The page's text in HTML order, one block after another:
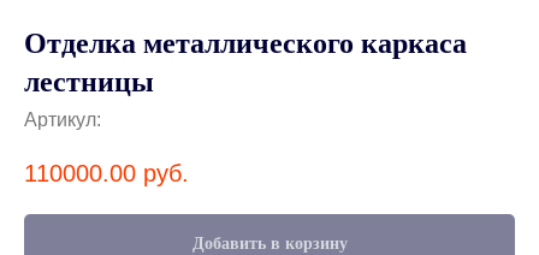
Отделка металлического каркаса
лестницы
Артикул:
110000.00 руб.
Добавить в корзину